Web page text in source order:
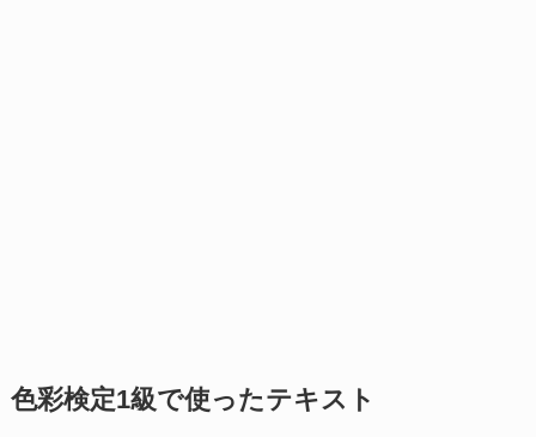
色彩検定1級で使ったテキスト